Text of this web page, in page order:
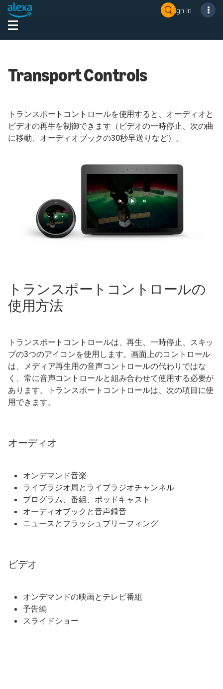
Sign In
Transport Controls
トランスポートコントロールを使用すると、オーディオと
ビデオの再生を制御できます（ビデオの一時停止、次の曲
に移動、オーディオブックの30秒早送りなど）。
トランスポートコントロールの
使用方法
トランスポートコントロールは、再生、一時停止、スキッ
プの3つのアイコンを使用します。画面上のコントロール
は、メディア再生用の音声コントロールの代わりではな
く、常に音声コントロールと組み合わせて使用する必要が
あります。トランスポートコントロールは、次の項目に使
用できます。
オーディオ
オンデマンド音楽
ライブラジオ局とライブラジオチャンネル
プログラム、番組、ポッドキャスト
オーディオブックと音声録音
ニュースとフラッシュブリーフィング
ビデオ
オンデマンドの映画とテレビ番組
予告編
スライドショー